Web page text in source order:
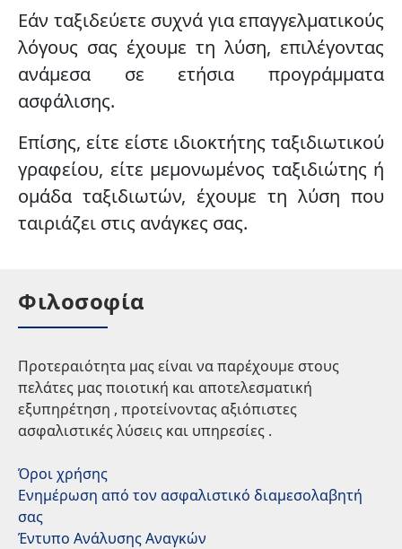
Εάν ταξιδεύετε συχνά για επαγγελματικούς
λόγους σας έχουμε τη λύση, επιλέγοντας
ανάμεσα σε ετήσια προγράμματα
ασφάλισης.
Επίσης, είτε είστε ιδιοκτήτης ταξιδιωτικού
γραφείου, είτε μεμονωμένος ταξιδιώτης ή
ομάδα ταξιδιωτών, έχουμε τη λύση που
ταιριάζει στις ανάγκες σας.
Φιλοσοφία
Προτεραιότητα μας είναι να παρέχουμε στους
πελάτες μας ποιοτική και αποτελεσματική
εξυπηρέτηση , προτείνοντας αξιόπιστες
ασφαλιστικές λύσεις και υπηρεσίες .
Όροι χρήσης
Ενημέρωση από τον ασφαλιστικό διαμεσολαβητή
σας
Έντυπο Ανάλυσης Αναγκών